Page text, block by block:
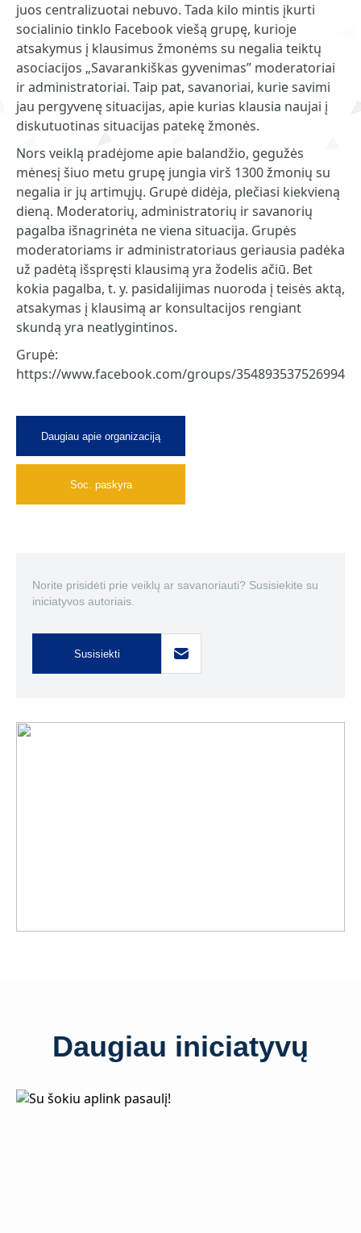
juos centralizuotai nebuvo. Tada kilo mintis įkurti
socialinio tinklo Facebook viešą grupę, kurioje
atsakymus į klausimus žmonėms su negalia teiktų
asociacijos „Savarankiškas gyvenimas” moderatoriai
ir administratoriai. Taip pat, savanoriai, kurie savimi
jau pergyvenę situacijas, apie kurias klausia naujai į
diskutuotinas situacijas patekę žmonės.
Nors veiklą pradėjome apie balandžio, gegužės
mėnesį šiuo metu grupę jungia virš 1300 žmonių su
negalia ir jų artimųjų. Grupė didėja, plečiasi kiekvieną
dieną. Moderatorių, administratorių ir savanorių
pagalba išnagrinėta ne viena situacija. Grupės
moderatoriams ir administratoriaus geriausia padėka
už padėtą išspręsti klausimą yra žodelis ačiū. Bet
kokia pagalba, t. y. pasidalijimas nuoroda į teisės aktą,
atsakymas į klausimą ar konsultacijos rengiant
skundą yra neatlygintinos.
Grupė:
https://www.facebook.com/groups/354893537526994
Daugiau apie organizaciją
Soc. paskyra
Norite prisidėti prie veiklų ar savanoriauti? Susisiekite su
iniciatyvos autoriais.
Susisiekti
Daugiau iniciatyvų